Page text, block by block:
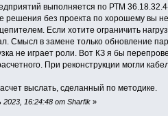
выполняется по РТМ
решения без проекта по хорошему вы
Если хотите ограничить
Смысл в замене только обновление
не играет роли. Вот КЗ я бы
При реконструкции могли
выслать, сделанный по методике.
2023, 16:24:48 от Sharfik»